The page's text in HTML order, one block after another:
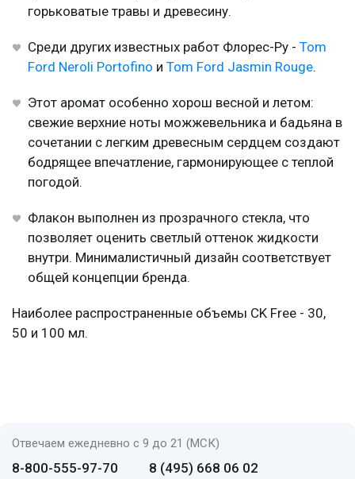
горьковатые травы и древесину.
Среди других известных работ Флорес-Ру - Tom
Ford Neroli Portofino и Tom Ford Jasmin Rouge.
Этот аромат особенно хорош весной и летом:
свежие верхние ноты можжевельника и бадьяна в
сочетании с легким древесным сердцем создают
бодрящее впечатление, гармонирующее с теплой
погодой.
Флакон выполнен из прозрачного стекла, что
позволяет оценить светлый оттенок жидкости
внутри. Минималистичный дизайн соответствует
общей концепции бренда.
Наиболее распространенные объемы CK Free - 30,
50 и 100 мл.
Отвечаем ежедневно с 9 до 21 (МСК)
8-800-555-97-70 8 (495) 668 06 02